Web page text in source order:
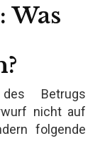
Was
Betrugs
nicht auf
folgende